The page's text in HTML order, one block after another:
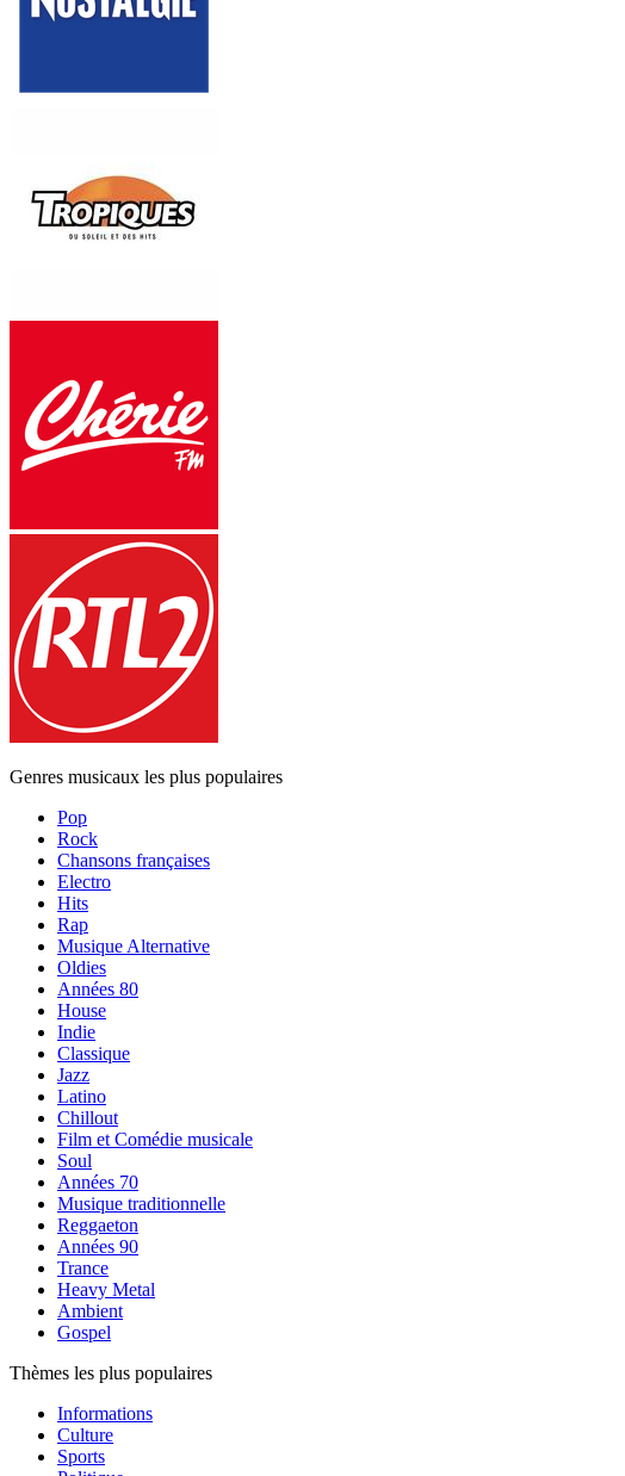
Genres musicaux les plus populaires
Pop
Rock
Chansons françaises
Electro
Hits
Rap
Musique Alternative
Oldies
Années 80
House
Indie
Classique
Jazz
Latino
Chillout
Film et Comédie musicale
Soul
Années 70
Musique traditionnelle
Reggaeton
Années 90
Trance
Heavy Metal
Ambient
Gospel
Thèmes les plus populaires
Informations
Culture
Sports